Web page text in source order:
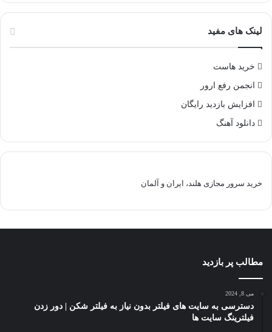
لینک های مفید
خرید هاست
انجمن رفع ارور
افزایش بازدید رایگان
دانلود آهنگ
خرید سرور مجازی هلند، ایران و آلمان
مطالب پر بازدید
می 8, 2024
دسترسی به سایت های فیلتر بدون نیاز به فیلتر شکن | دور زدن
فیلترینگ سایت ها